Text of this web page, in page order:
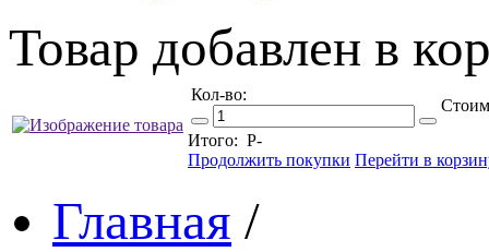
Товар добавлен в
Кол-во:
Итого: Р-
Продолжить покупки Перейти в
Главная /